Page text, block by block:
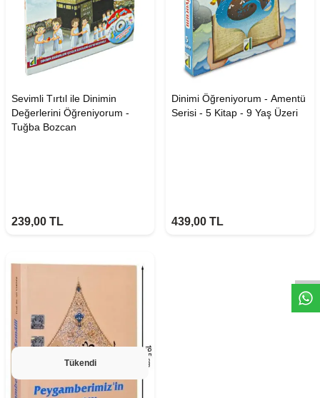
Sevimli Tırtıl ile Dinimin
Değerlerini Öğreniyorum -
Tuğba Bozcan
239,00 TL
Dinimi Öğreniyorum - Amentü
Serisi - 5 Kitap - 9 Yaş Üzeri
439,00 TL
Tükendi